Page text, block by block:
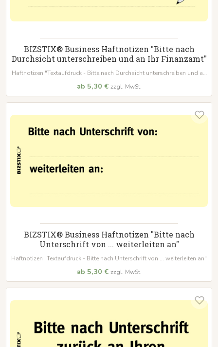
BIZSTIX® Business Haftnotizen "Bitte nach
Durchsicht unterschreiben und an Ihr Finanzamt"
Haftnotizen "Textaufdruck - Bitte nach Durchsicht unterschreiben und an
ab 5,30 € zzgl. MwSt.
BIZSTIX® Business Haftnotizen "Bitte nach
Unterschrift von ... weiterleiten an"
Haftnotizen "Textaufdruck - Bitte nach Unterschrift von ... weiterleiten an"
ab 5,30 € zzgl. MwSt.